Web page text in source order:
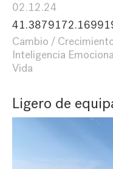
02.12.24
Cambio
Inteligencia
Vida
Ligero de